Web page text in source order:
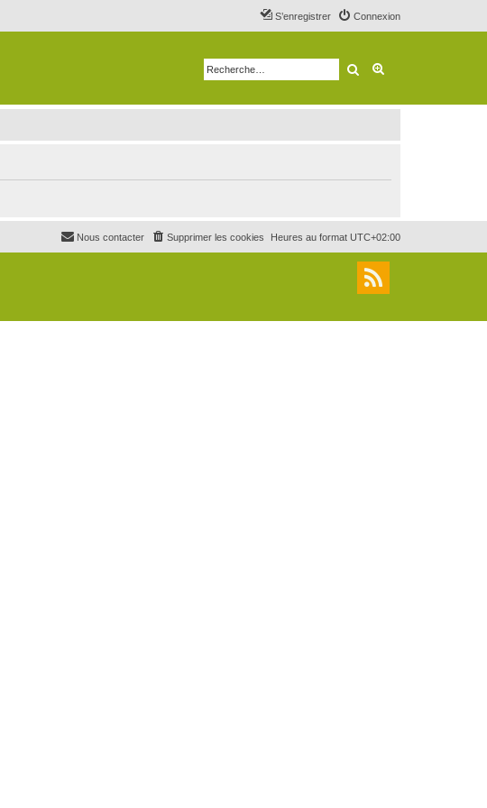
Connexion
S’enregistrer
Rechercher
Heures au format UTC+02:00
Supprimer les cookies
Nous contacter